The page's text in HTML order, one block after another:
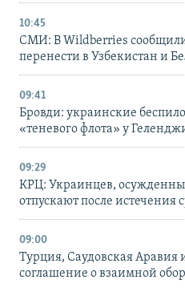
10:45
СМИ: В Wildberries сообщили,
перенести в Узбекистан и
09:41
Бровди: украинские
«теневого флота» у
09:29
КРЦ: Украинцев,
отпускают после истечения
09:00
Турция, Саудовская Аравия
соглашение о взаимной